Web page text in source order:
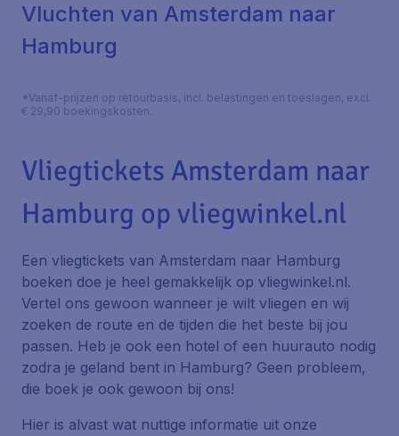
Vluchten van Amsterdam naar
Hamburg
*Vanaf-prijzen op retourbasis, incl. belastingen en toeslagen, excl.
€ 29,90 boekingskosten.
Vliegtickets Amsterdam naar
Hamburg op vliegwinkel.nl
Een vliegtickets van Amsterdam naar Hamburg
boeken doe je heel gemakkelijk op vliegwinkel.nl.
Vertel ons gewoon wanneer je wilt vliegen en wij
zoeken de route en de tijden die het beste bij jou
passen. Heb je ook een hotel of een huurauto nodig
zodra je geland bent in Hamburg? Geen probleem,
die boek je ook gewoon bij ons!
Hier is alvast wat nuttige informatie uit onze